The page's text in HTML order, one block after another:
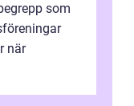
som
när